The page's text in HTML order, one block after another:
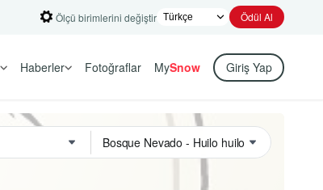
Ölçü birimlerini değiştir Ödül Al
Haberler Fotoğraflar MySnow Giriş Yap